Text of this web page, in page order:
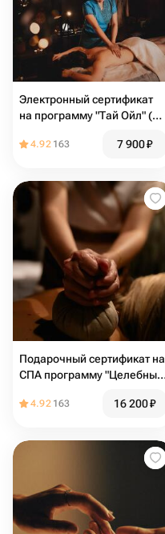
Электронный сертификат
на программу "Тай Ойл" (90
4.92 163 7 900₽
Подарочный сертификат на
СПА программу "Целебные
4.92 163 16 200₽